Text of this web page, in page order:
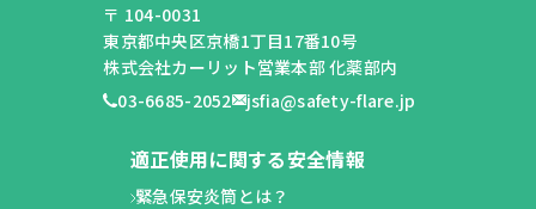
〒 104-0031
東京都中央区京橋1丁目17番10号
株式会社カーリット営業本部 化薬部内
03-6685-2052
jsfia@safety-flare.jp
適正使用に関する安全情報
緊急保安炎筒とは？